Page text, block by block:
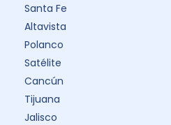
Santa Fe
Altavista
Polanco
Satélite
Cancún
Tijuana
Jalisco